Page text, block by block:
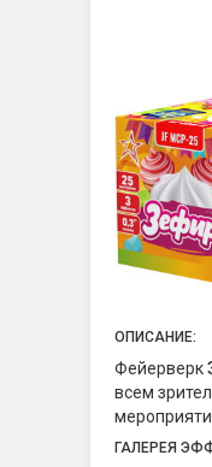
ОПИСАНИЕ:
Фейерверк
всем
ГАЛЕРЕЯ